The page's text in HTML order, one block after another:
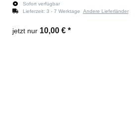
Sofort verfügbar
Lieferzeit: 3 - 7 Werktage Andere Lieferländer
jetzt nur 10,00 € *